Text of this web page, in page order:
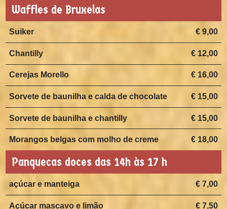
Waffles de Bruxelas
€ 9,00
Suiker
€ 12,00
Chantilly
€ 16,00
Cerejas Morello
€ 15,00
Sorvete de baunilha e calda de chocolate
€ 15,00
Sorvete de baunilha e chantilly
€ 18,00
Morangos belgas com molho de creme
Panquecas doces das 14h às 17 h
€ 7,00
açúcar e manteiga
€ 7,50
Açúcar mascavo e limão